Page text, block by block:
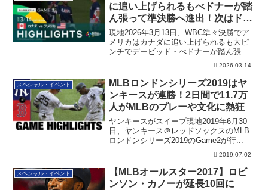
に追い上げられるもべドナーが踏
ん張って準決勝へ進出！次はドミ
ニカ共和国との対戦
現地2026年3月13日、WBC準々決勝でア
メリカはカナダに追い上げられるも大ピ
ンチでデービッド・べドナーが踏ん張っ
て準決勝へ進出！次はドミニカ共和国と
2026.03.14
スペシャル・イベント
MLBロンドンシリーズ2019はヤ
ンキースが連勝！2日間で11.7万
人がMLBのプレーや文化に熱狂
ヤンキースがスイープ現地2019年6月30
日、ヤンキース＠レッドソックスのMLB
ロンドンシリーズ2019のGame2が行...
2019.07.02
スペシャル・イベント
【MLBオールスター2017】ロビ
ンソン・カノーが延長10回に